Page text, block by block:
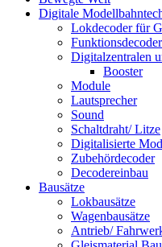
Digitale
Lokdecoder für
Funktionsdecoder
Digitalzentralen
Booster
Module
Lautsprecher
Sound
Schaltdraht/ Litze
Digitalisierte
Zubehördecoder
Decodereinbau
Bausätze
Lokbausätze
Wagenbausätze
Antrieb/